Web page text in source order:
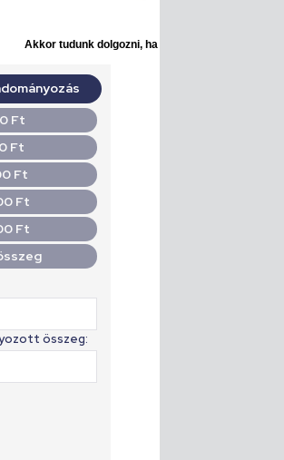
Akkor tudunk dolgozni, ha Ön is segít!